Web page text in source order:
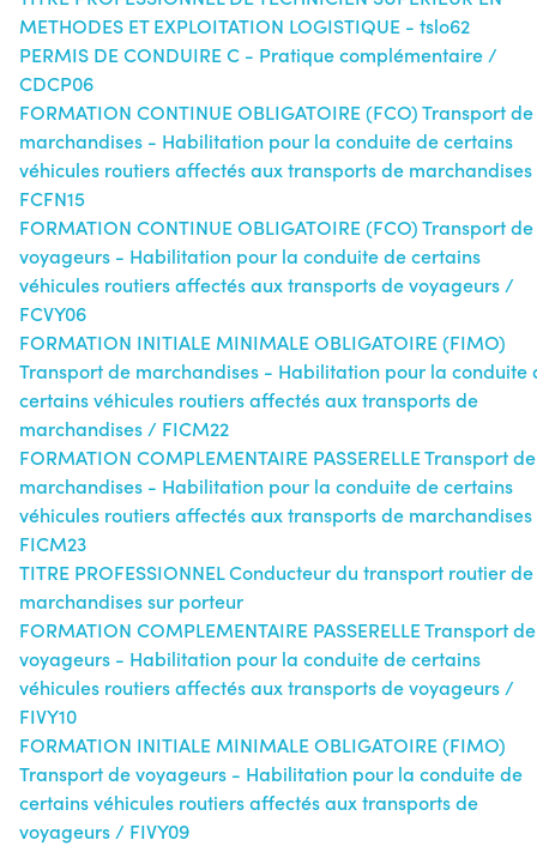
METHODES ET EXPLOITATION LOGISTIQUE - tslo62
PERMIS DE CONDUIRE C - Pratique complémentaire /
CDCP06
FORMATION CONTINUE OBLIGATOIRE (FCO) Transport de
marchandises - Habilitation pour la conduite de certains
véhicules routiers affectés aux transports de
FCFN15
FORMATION CONTINUE OBLIGATOIRE (FCO) Transport de
voyageurs - Habilitation pour la conduite de certains
véhicules routiers affectés aux transports de voyageurs /
FCVY06
FORMATION INITIALE MINIMALE OBLIGATOIRE (FIMO)
Transport de marchandises - Habilitation pour la conduite
certains véhicules routiers affectés aux transports de
marchandises / FICM22
FORMATION COMPLEMENTAIRE PASSERELLE Transport de
marchandises - Habilitation pour la conduite de certains
véhicules routiers affectés aux transports de
FICM23
TITRE PROFESSIONNEL Conducteur du transport routier de
marchandises sur porteur
FORMATION COMPLEMENTAIRE PASSERELLE Transport de
voyageurs - Habilitation pour la conduite de certains
véhicules routiers affectés aux transports de voyageurs /
FIVY10
FORMATION INITIALE MINIMALE OBLIGATOIRE (FIMO)
Transport de voyageurs - Habilitation pour la conduite de
certains véhicules routiers affectés aux transports de
voyageurs / FIVY09